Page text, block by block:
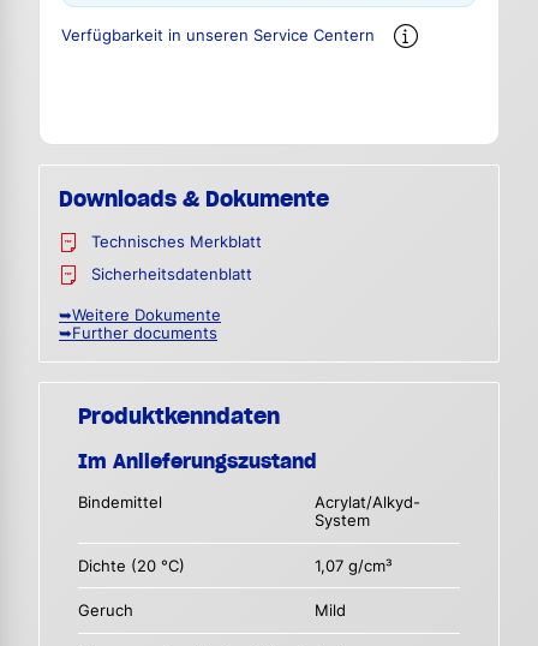
Verfügbarkeit in unseren Service Centern
Downloads & Dokumente
Technisches Merkblatt
Sicherheitsdatenblatt
➥Weitere Dokumente
➥Further documents
Produktkenndaten
Im Anlieferungszustand
Bindemittel
Acrylat/Alkyd-
System
Dichte (20 °C) 1,07 g/cm³
Geruch Mild